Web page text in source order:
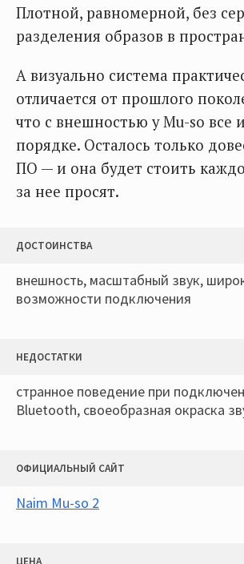
Плотной, равномерной, без
разделения образов в
А визуально система
отличается от прошлого
что с внешностью у Mu-so все
порядке. Осталось только
ПО — и она будет стоить
за нее просят.
ДОСТОИНСТВА
внешность, масштабный звук,
возможности подключения
НЕДОСТАТКИ
странное поведение при
Bluetooth, своеобразная окраска
ОФИЦИАЛЬНЫЙ САЙТ
Naim Mu-so 2
ЦЕНА